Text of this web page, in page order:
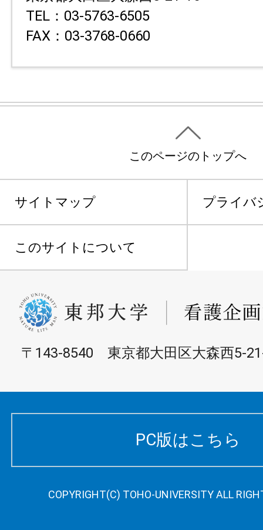
TEL：03-5763-6505
FAX：03-3768-0660
このページのトップへ
サイトマップ プライバ
このサイトについて
〒143-8540 東京都大田区大森西5-
PC版はこちら
COPYRIGHT(C) TOHO-UNIVERSITY ALL